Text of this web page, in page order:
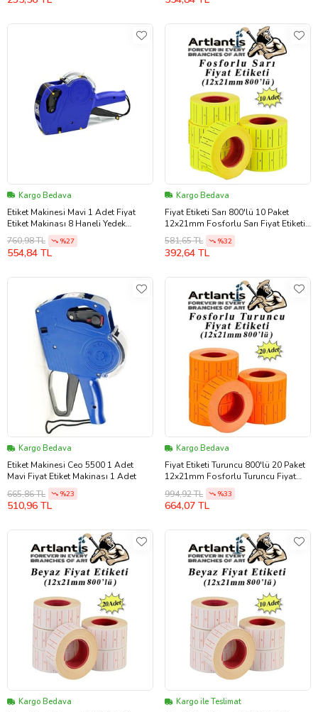
Kargo Bedava
Etiket Makinesi Mavi 1 Adet Fiyat
Etiket Makinası 8 Haneli Yedek
Kartuşlu Mağaza Dükkan Market İçin
İdeal
760,98 TL %27
554,84 TL
Kargo Bedava
Fiyat Etiketi Sarı 800'lü 10 Paket
12x21mm Fosforlu Sarı Fiyat Etiketi
Mx-5500 M5500 Hg979 Motex Etiket
Makinesi Yedeği
581,65 TL %32
392,64 TL
Kargo Bedava
Etiket Makinesi Ceo 5500 1 Adet
Mavi Fiyat Etiket Makinası 1 Adet
665,86 TL
%23
510,96 TL
Kargo Bedava
Fiyat Etiketi Turuncu 800'lü 20 Paket
12x21mm Fosforlu Turuncu Fiyat
Etiketi Mx-5500 M5500 Hg979 Motex
Etiket Makinesi Yedeği
994,92 TL %33
664,07 TL
Kargo Bedava Kargo ile Teslimat